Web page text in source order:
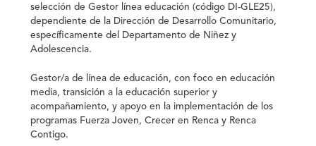
selección de Gestor línea educación (código DI-GLE25),
dependiente de la Dirección de Desarrollo Comunitario,
específicamente del Departamento de Niñez y
Adolescencia.
Gestor/a de línea de educación, con foco en educación
media, transición a la educación superior y
acompañamiento, y apoyo en la implementación de los
programas Fuerza Joven, Crecer en Renca y Renca
Contigo.